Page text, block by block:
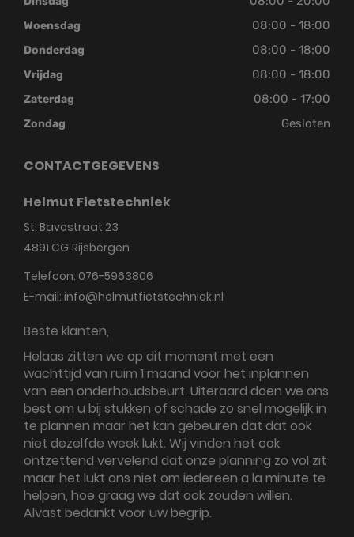
Woensdag 08:00 - 18:00
Donderdag 08:00 - 18:00
Vrijdag 08:00 - 18:00
Zaterdag 08:00 - 17:00
Zondag Gesloten
CONTACTGEGEVENS
Helmut Fietstechniek
St. Bavostraat 23
4891 CG Rijsbergen
Telefoon: 076-5963806
E-mail: info@helmutfietstechniek.nl
Beste klanten,
Helaas zitten we op dit moment met een
wachttijd van ruim 1 maand voor het inplannen
van een onderhoudsbeurt. Uiteraard doen we ons
best om u bij stukken of schade zo snel mogelijk in
te plannen maar het kan gebeuren dat dat ook
niet dezelfde week lukt. Wij vinden het ook
ontzettend vervelend dat onze planning zo vol zit
maar het lukt ons niet om iedereen a la minute te
helpen, hoe graag we dat ook zouden willen.
Alvast bedankt voor uw begrip.